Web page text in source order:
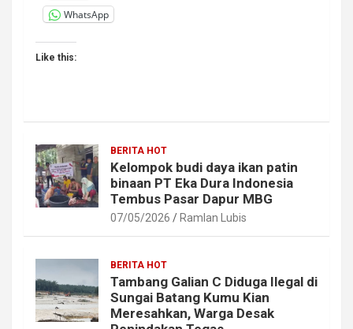
WhatsApp
Like this:
BERITA HOT
Kelompok budi daya ikan patin
binaan PT Eka Dura Indonesia
Tembus Pasar Dapur MBG
07/05/2026 Ramlan Lubis
BERITA HOT
Tambang Galian C Diduga Ilegal di
Sungai Batang Kumu Kian
Meresahkan, Warga Desak